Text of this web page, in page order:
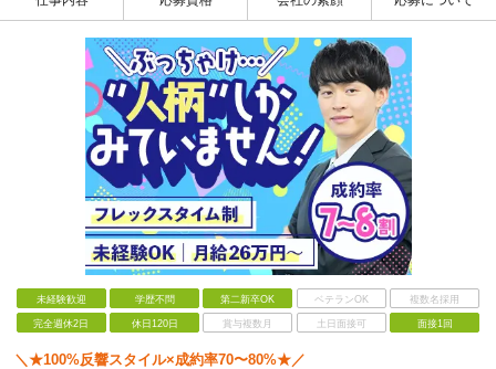
未経験歓迎 学歴不問 第二新卒OK ベテランOK 複数名採用
完全週休2日 休日120日 賞与複数月 土日面接可 面接1回
＼★100%反響スタイル×成約率70〜80%★／